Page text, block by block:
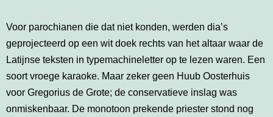
Voor parochianen die dat niet konden, werden dia’s
geprojecteerd op een wit doek rechts van het altaar waar de
Latijnse teksten in typemachineletter op te lezen waren. Een
soort vroege karaoke. Maar zeker geen Huub Oosterhuis
voor Gregorius de Grote; de conservatieve inslag was
onmiskenbaar. De monotoon prekende priester stond nog